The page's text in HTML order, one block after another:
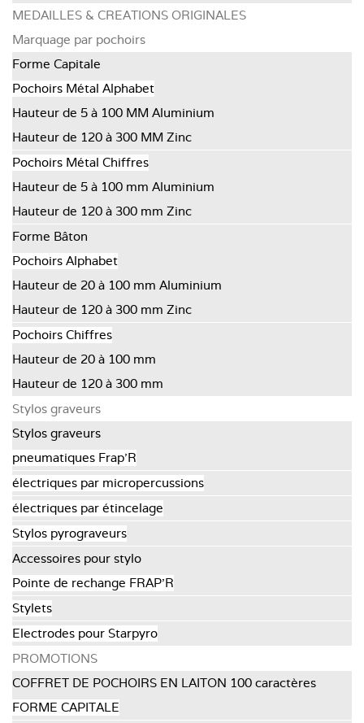
MEDAILLES & CREATIONS ORIGINALES
Marquage par pochoirs
Forme Capitale
Pochoirs Métal Alphabet
Hauteur de 5 à 100 MM Aluminium
Hauteur de 120 à 300 MM Zinc
Pochoirs Métal Chiffres
Hauteur de 5 à 100 mm Aluminium
Hauteur de 120 à 300 mm Zinc
Forme Bâton
Pochoirs Alphabet
Hauteur de 20 à 100 mm Aluminium
Hauteur de 120 à 300 mm Zinc
Pochoirs Chiffres
Hauteur de 20 à 100 mm
Hauteur de 120 à 300 mm
Stylos graveurs
Stylos graveurs
pneumatiques Frap'R
électriques par micropercussions
électriques par étincelage
Stylos pyrograveurs
Accessoires pour stylo
Pointe de rechange FRAP’R
Stylets
Electrodes pour Starpyro
PROMOTIONS
COFFRET DE POCHOIRS EN LAITON 100 caractères
FORME CAPITALE